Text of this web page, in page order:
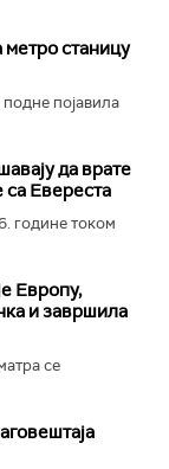
станицу
појавила
да врате
са Евереста
године током
Европу,
и завршила
се